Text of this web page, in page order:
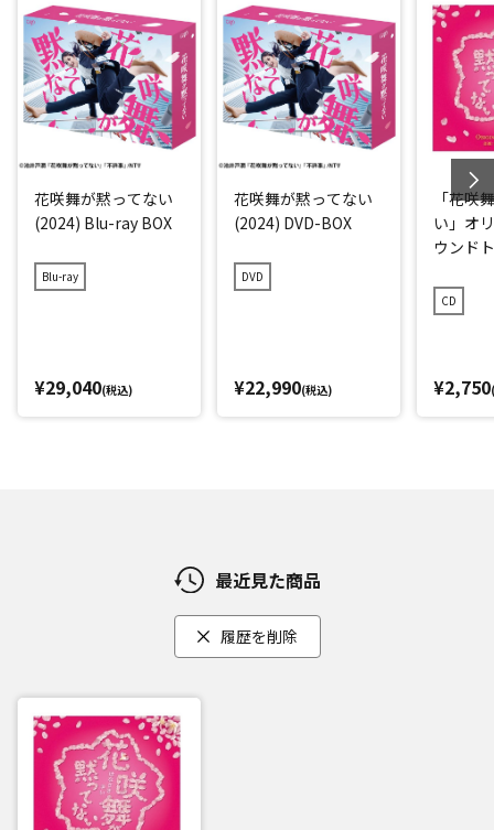
花咲舞が黙ってない
(2024) Blu-ray BOX
Blu-ray
¥29,040(税込)
花咲舞が黙ってない
(2024) DVD-BOX
DVD
¥22,990(税込)
「花咲
い」オ
ウンド
CD
¥2,750
最近見た商品
履歴を削除